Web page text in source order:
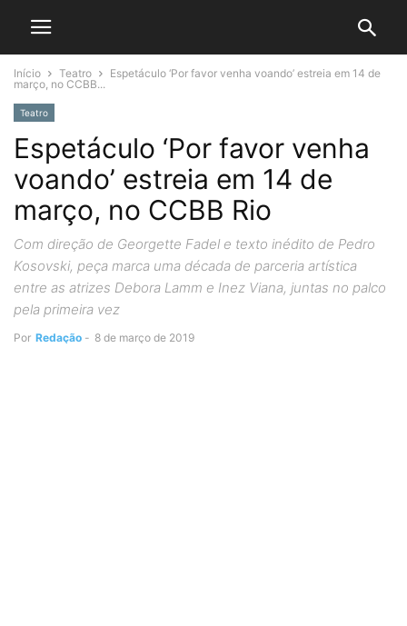
Início Teatro
Espetáculo ‘Por favor venha voando’ estreia em 14 de
março, no CCBB...
Teatro
Espetáculo ‘Por favor venha
voando’ estreia em 14 de
março, no CCBB Rio
Com direção de Georgette Fadel e texto inédito de Pedro
Kosovski, peça marca uma década de parceria artística
entre as atrizes Debora Lamm e Inez Viana, juntas no palco
pela primeira vez
Por Redação - 8 de março de 2019